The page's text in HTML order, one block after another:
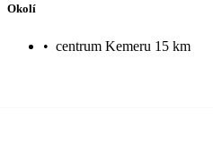
Okolí
• centrum Kemeru 15 km